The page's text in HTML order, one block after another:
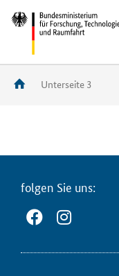
Unterseite 3
fol­gen Sie uns: